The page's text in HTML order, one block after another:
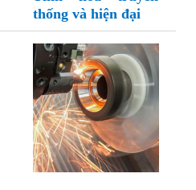
thống và hiện đại